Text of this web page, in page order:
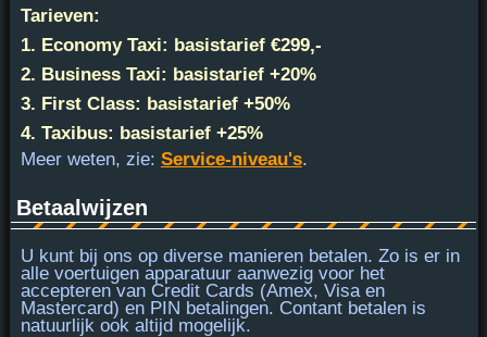
Tarieven:
1. Economy Taxi: basistarief €299,-
2. Business Taxi: basistarief +20%
3. First Class: basistarief +50%
4. Taxibus: basistarief +25%
Meer weten, zie: Service-niveau's.
Betaalwijzen
U kunt bij ons op diverse manieren betalen. Zo is er in
alle voertuigen apparatuur aanwezig voor het
accepteren van Credit Cards (Amex, Visa en
Mastercard) en PIN betalingen. Contant betalen is
natuurlijk ook altijd mogelijk.